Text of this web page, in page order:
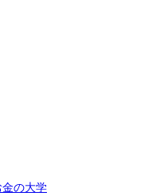
の大学